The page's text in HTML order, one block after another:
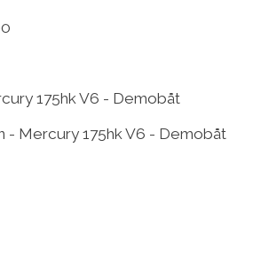
175hk V6 - Demobåt
- Mercury 175hk V6 - Demobåt